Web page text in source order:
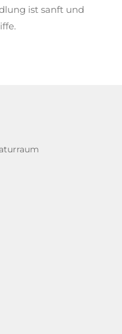
ist sanft und